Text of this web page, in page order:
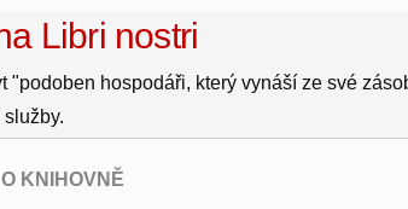
Libri nostri
"podoben hospodáři, který vynáší ze své
O KNIHOVNĚ